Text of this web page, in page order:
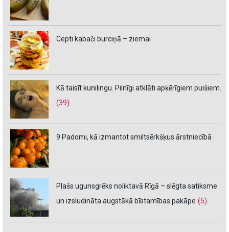
Cepti kabači burciņā – ziemai
Kā taisīt kunilingu. Pilnīgi atklāti apķērīgiem puišiem.
(39)
9 Padomi, kā izmantot smiltsērkšķus ārstniecībā
Plašs ugunsgrēks noliktavā Rīgā – slēgta satiksme
un izsludināta augstākā bīstamības pakāpe (5)